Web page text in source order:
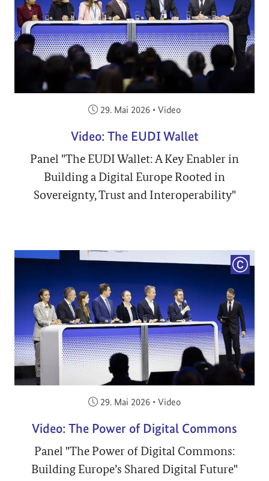
Veröffentlicht am:
29. Mai 2026 • Video
Video: The EUDI Wallet
Panel "The EUDI Wallet: A Key Enabler in
Building a Digital Europe Rooted in
Sovereignty, Trust and Interoperability"
Veröffentlicht am:
29. Mai 2026 • Video
Video: The Power of Digital Commons
Panel "The Power of Digital Commons:
Building Europe’s Shared Digital Future"